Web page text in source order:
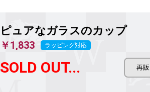
ピュアなガラスのカップ
￥1,833 ラッピング対応
SOLD OUT...